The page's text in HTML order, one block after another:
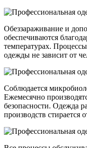
Обеззараживание и
обеспечиваются
температурах.
одежды не зависит от
Соблюдается
Ежемесячно
безопасности. Одежда
производств стирается